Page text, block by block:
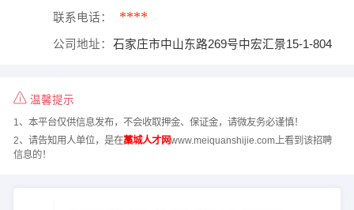
联系电话： ****
公司地址： 石家庄市中山东路269号中宏汇景15-1-804
温馨提示
1、本平台仅供信息发布，不会收取押金、保证金，请微友务必谨慎！
2、请告知用人单位，是在藁城人才网www.meiquanshijie.com上看到该招聘
信息的！